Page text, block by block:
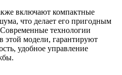
включают компактные
что делает его пригодным
технологии
этой модели, гарантируют
удобное управление